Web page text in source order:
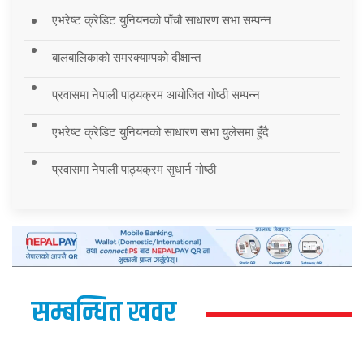
एभरेष्ट क्रेडिट युनियनको पाँचौ साधारण सभा सम्पन्न
बालबालिकाको समरक्याम्पको दीक्षान्त
प्रवासमा नेपाली पाठ्यक्रम आयोजित गोष्ठी सम्पन्न
एभरेष्ट क्रेडिट युनियनको साधारण सभा युलेसमा हुँदै
प्रवासमा नेपाली पाठ्यक्रम सुधार्न गोष्ठी
सम्बन्धित खवर